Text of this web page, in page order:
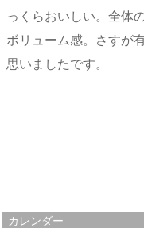
っくらおいしい。全体
ボリューム感。さすが
思いましたです。
カレンダー